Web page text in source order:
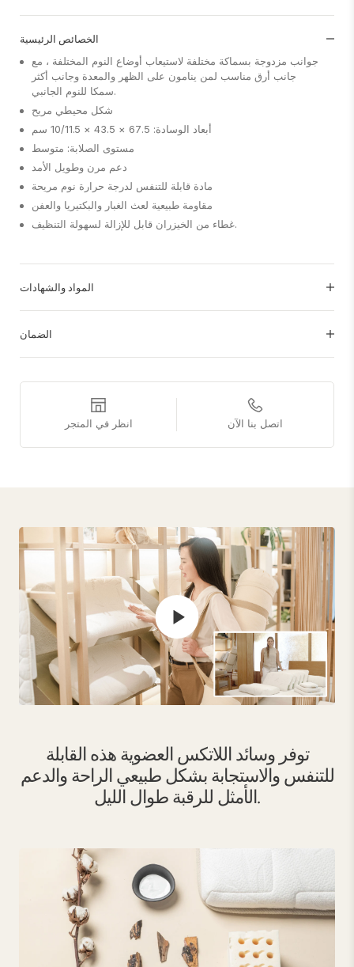
الخصائص الرئيسية
جوانب مزدوجة بسماكة مختلفة لاستيعاب أوضاع النوم المختلفة ، مع
جانب أرق مناسب لمن ينامون على الظهر والمعدة وجانب أكثر
سمكا للنوم الجانبي.
شكل محيطي مريح
أبعاد الوسادة: 67.5 × 43.5 × 10/11.5 سم
مستوى الصلابة: متوسط
دعم مرن وطويل الأمد
مادة قابلة للتنفس لدرجة حرارة نوم مريحة
مقاومة طبيعية لعث الغبار والبكتيريا والعفن
غطاء من الخيزران قابل للإزالة لسهولة التنظيف.
المواد والشهادات
الضمان
انظر في المتجر اتصل بنا الآن
توفر وسائد اللاتكس العضوية هذه القابلة
للتنفس والاستجابة بشكل طبيعي الراحة والدعم
الأمثل للرقبة طوال الليل.